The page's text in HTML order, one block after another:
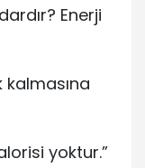
Enerji
yoktur.”